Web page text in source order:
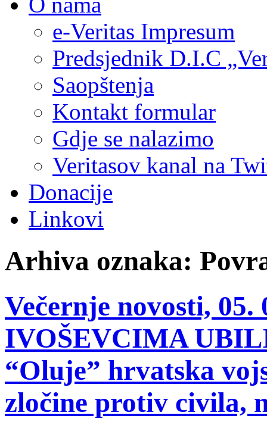
e-Veritas Impresum
Predsjednik D.I.C
Saopštenja
Kontakt formular
Gdje se nalazimo
Veritasov kanal na
Donacije
Linkovi
Arhiva oznaka:
Večernje novosti, 05.
IVOŠEVCIMA
“Oluje” hrvatska
zločine protiv civila,